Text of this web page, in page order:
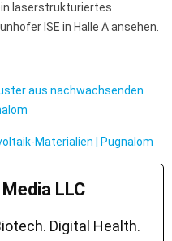
laserstrukturiertes
ISE in Halle A ansehen.
aus nachwachsenden
Materialien | Pugnalom
LLC
Digital Health.